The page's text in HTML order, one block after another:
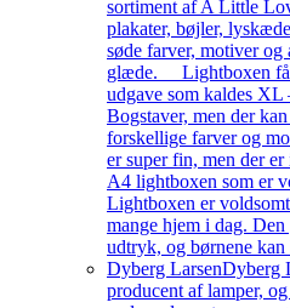
sortiment af A Little
plakater, bøjler,
søde farver, motiver og
glæde. Lightboxen
udgave som kaldes
Bogstaver, men der
forskellige farver og
er super fin, men der
A4 lightboxen som er
Lightboxen er
mange hjem i dag.
udtryk, og børnene
Dyberg LarsenDyberg
producent af lamper,